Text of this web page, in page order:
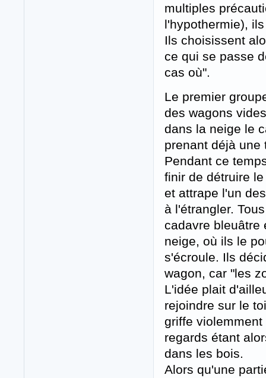
multiples
l'hypothermie),
Ils choisissent
ce qui se passe
cas où".
Le premier
des wagons
dans la neige le
prenant déjà une
Pendant ce
finir de détruire
et attrape l'un
à l'étrangler.
cadavre bleuâtre
neige, où ils le
s'écroule. Ils
wagon, car "les
L'idée plait
rejoindre sur le
griffe
regards étant
dans les bois.
Alors qu'une